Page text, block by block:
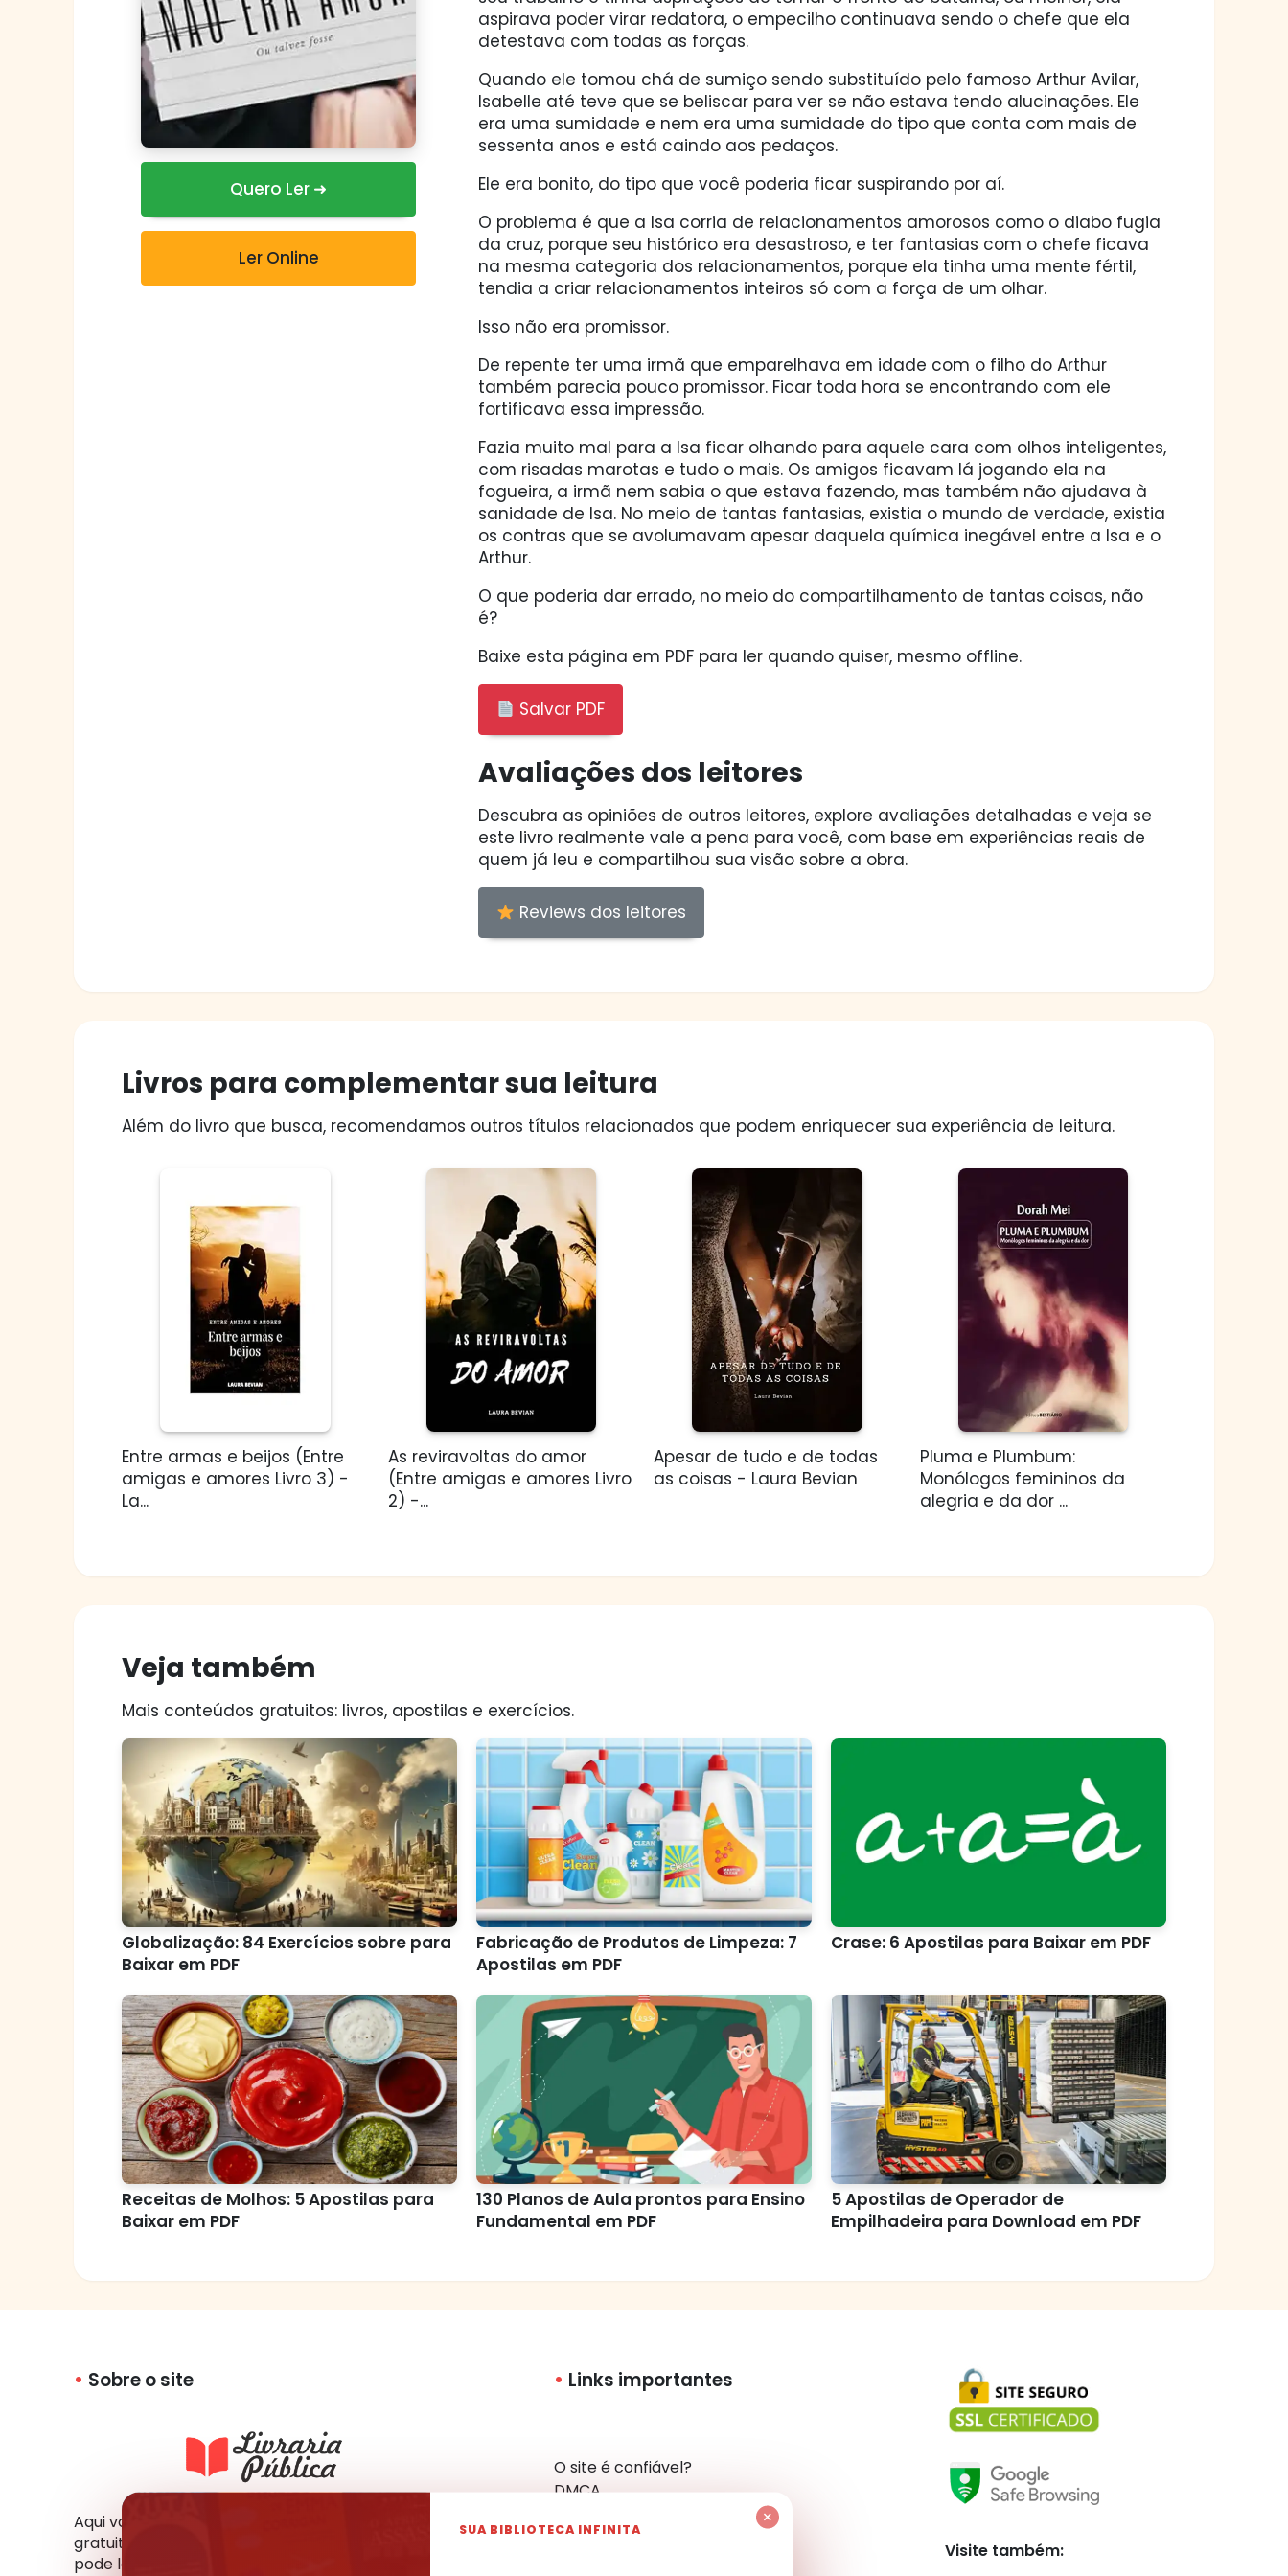
Quero Ler ➜
Ler Online
aspirava poder virar redatora, o empecilho continuava sendo o chefe que ela
detestava com todas as forças.
Quando ele tomou chá de sumiço sendo substituído pelo famoso Arthur Avilar,
Isabelle até teve que se beliscar para ver se não estava tendo alucinações. Ele
era uma sumidade e nem era uma sumidade do tipo que conta com mais de
sessenta anos e está caindo aos pedaços.
Ele era bonito, do tipo que você poderia ficar suspirando por aí.
O problema é que a Isa corria de relacionamentos amorosos como o diabo fugia
da cruz, porque seu histórico era desastroso, e ter fantasias com o chefe ficava
na mesma categoria dos relacionamentos, porque ela tinha uma mente fértil,
tendia a criar relacionamentos inteiros só com a força de um olhar.
Isso não era promissor.
De repente ter uma irmã que emparelhava em idade com o filho do Arthur
também parecia pouco promissor. Ficar toda hora se encontrando com ele
fortificava essa impressão.
Fazia muito mal para a Isa ficar olhando para aquele cara com olhos inteligentes,
com risadas marotas e tudo o mais. Os amigos ficavam lá jogando ela na
fogueira, a irmã nem sabia o que estava fazendo, mas também não ajudava à
sanidade de Isa. No meio de tantas fantasias, existia o mundo de verdade, existia
os contras que se avolumavam apesar daquela química inegável entre a Isa e o
Arthur.
O que poderia dar errado, no meio do compartilhamento de tantas coisas, não
é?
Baixe esta página em PDF para ler quando quiser, mesmo offline.
Salvar PDF
Avaliações dos leitores
Descubra as opiniões de outros leitores, explore avaliações detalhadas e veja se
este livro realmente vale a pena para você, com base em experiências reais de
quem já leu e compartilhou sua visão sobre a obra.
Reviews dos leitores
Livros para complementar sua leitura
Além do livro que busca, recomendamos outros títulos relacionados que podem enriquecer sua experiência de leitura.
Entre armas e beijos (Entre
amigas e amores Livro 3) -
La...
As reviravoltas do amor
(Entre amigas e amores Livro
2) -...
Apesar de tudo e de todas
as coisas - Laura Bevian
Pluma e Plumbum:
Monólogos femininos da
alegria e da dor ...
Veja também
Mais conteúdos gratuitos: livros, apostilas e exercícios.
Globalização: 84 Exercícios sobre para
Baixar em PDF
Fabricação de Produtos de Limpeza: 7
Apostilas em PDF
Crase: 6 Apostilas para Baixar em PDF
Receitas de Molhos: 5 Apostilas para
Baixar em PDF
130 Planos de Aula prontos para Ensino
Fundamental em PDF
5 Apostilas de Operador de
Empilhadeira para Download em PDF
Sobre o site
Aqui você tem acesso a milhares de livros
gratuitos em vários formatos e idiomas. Você
pode ler online, fazer o download ou compartilhar
Links importantes
O site é confiável?
DMCA
Mapa do Site
Visite também:
×
SUA BIBLIOTECA INFINITA